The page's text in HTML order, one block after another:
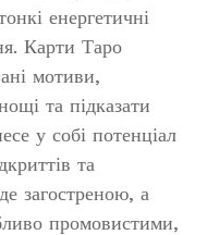
енергетичні
Карти Таро
мотиви,
та підказати
у собі потенціал
та
загостреною, а
промовистими,